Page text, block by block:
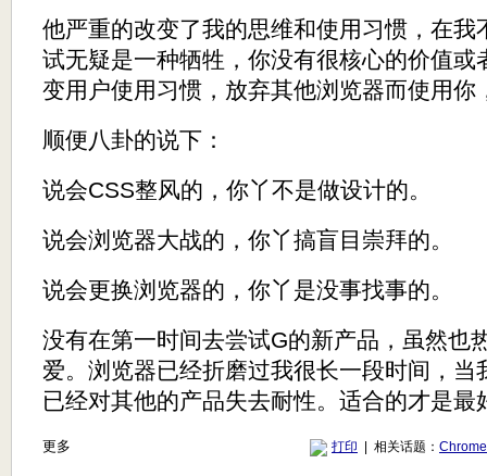
他严重的改变了我的思维和使用习惯，在我
试无疑是一种牺牲，你没有很核心的价值或
变用户使用习惯，放弃其他浏览器而使用你
顺便八卦的说下：
说会CSS整风的，你丫不是做设计的。
说会浏览器大战的，你丫搞盲目崇拜的。
说会更换浏览器的，你丫是没事找事的。
没有在第一时间去尝试G的新产品，虽然也
爱。浏览器已经折磨过我很长一段时间，当
已经对其他的产品失去耐性。适合的才是最
更多 打印 | 相关话题：